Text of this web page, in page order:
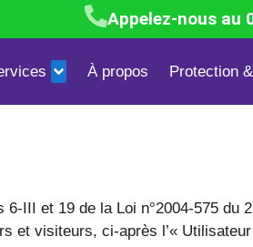
Appelez-nous au
À propos Protection
Blattes & Cafards Mites textiles &
III et 19 de la Loi n°2004-575 du
et visiteurs, ci-après l’«